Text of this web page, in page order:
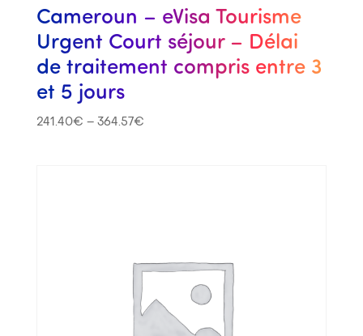
Cameroun – eVisa Tourisme
Urgent Court séjour – Délai
de traitement compris entre 3
et 5 jours
241.40€ – 364.57€